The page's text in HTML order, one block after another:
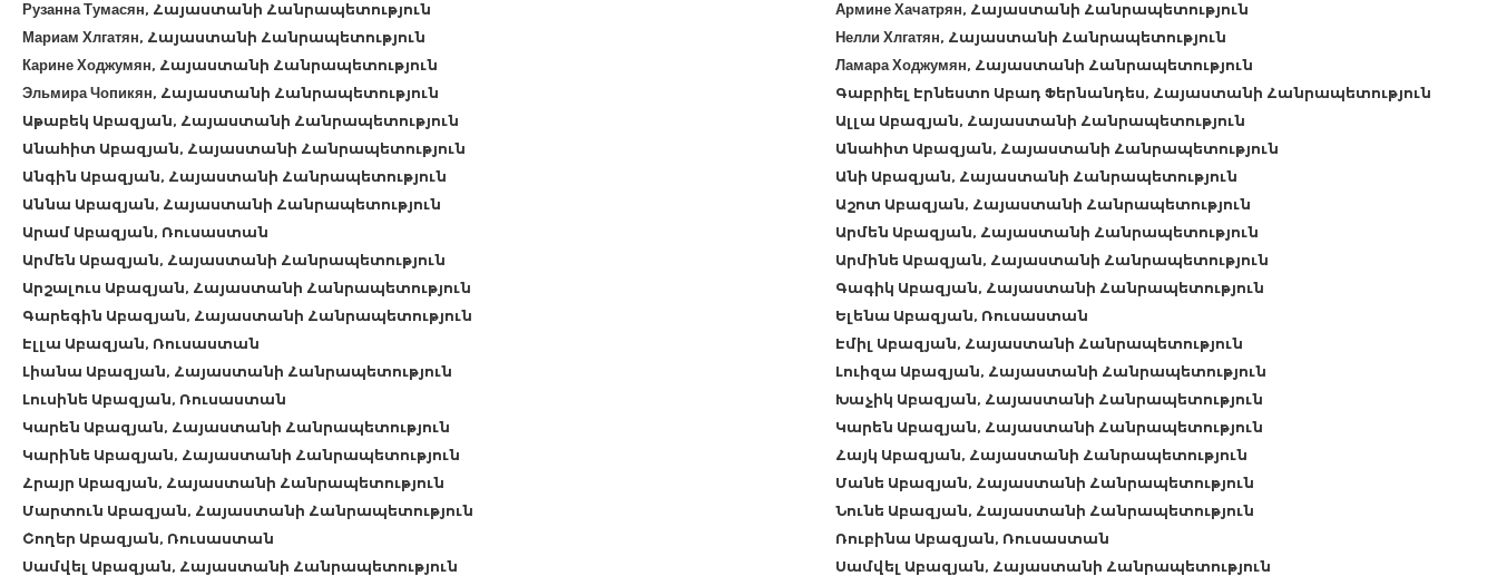
Рузанна Тумасян, Հայաստանի Հանրապետություն
Армине Хачатрян, Հայաստանի Հանրապետություն
Мариам Хлгатян, Հայաստանի Հանրապետություն
Нелли Хлгатян, Հայաստանի Հանրապետություն
Карине Ходжумян, Հայաստանի Հանրապետություն
Ламара Ходжумян, Հայաստանի Հանրապետություն
Эльмира Чопикян, Հայաստանի Հանրապետություն
Գաբրիել Էրնեստո Աբադ Ֆերնանդես, Հայաստանի Հանրապետություն
Աթաբեկ Աբազյան, Հայաստանի Հանրապետություն
Ալլա Աբազյան, Հայաստանի Հանրապետություն
Անահիտ Աբազյան, Հայաստանի Հանրապետություն
Անահիտ Աբազյան, Հայաստանի Հանրապետություն
Անգին Աբազյան, Հայաստանի Հանրապետություն
Անի Աբազյան, Հայաստանի Հանրապետություն
Աննա Աբազյան, Հայաստանի Հանրապետություն
Աշոտ Աբազյան, Հայաստանի Հանրապետություն
Արամ Աբազյան, Ռուսաստան
Արմեն Աբազյան, Հայաստանի Հանրապետություն
Արմեն Աբազյան, Հայաստանի Հանրապետություն
Արմինե Աբազյան, Հայաստանի Հանրապետություն
Արշալուս Աբազյան, Հայաստանի Հանրապետություն
Գագիկ Աբազյան, Հայաստանի Հանրապետություն
Գարեգին Աբազյան, Հայաստանի Հանրապետություն
Ելենա Աբազյան, Ռուսաստան
Էլլա Աբազյան, Ռուսաստան
Էմիլ Աբազյան, Հայաստանի Հանրապետություն
Լիանա Աբազյան, Հայաստանի Հանրապետություն
Լուիզա Աբազյան, Հայաստանի Հանրապետություն
Լուսինե Աբազյան, Ռուսաստան
Խաչիկ Աբազյան, Հայաստանի Հանրապետություն
Կարեն Աբազյան, Հայաստանի Հանրապետություն
Կարեն Աբազյան, Հայաստանի Հանրապետություն
Կարինե Աբազյան, Հայաստանի Հանրապետություն
Հայկ Աբազյան, Հայաստանի Հանրապետություն
Հրայր Աբազյան, Հայաստանի Հանրապետություն
Մանե Աբազյան, Հայաստանի Հանրապետություն
Մարտուն Աբազյան, Հայաստանի Հանրապետություն
Նունե Աբազյան, Հայաստանի Հանրապետություն
Շողեր Աբազյան, Ռուսաստան
Ռուբինա Աբազյան, Ռուսաստան
Սամվել Աբազյան, Հայաստանի Հանրապետություն
Սամվել Աբազյան, Հայաստանի Հանրապետություն